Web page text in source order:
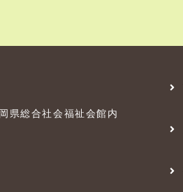
県総合社会福祉会館内